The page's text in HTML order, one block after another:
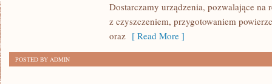
Dostarczamy urządzenia, pozwalające na
z czyszczeniem, przygotowaniem
oraz [ Read More ]
POSTED BY ADMIN